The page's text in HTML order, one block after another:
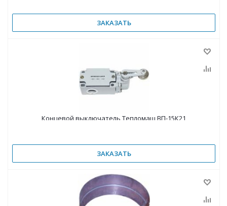
ЗАКАЗАТЬ
Концевой выключатель Тепломаш ВП-15К21
ЗАКАЗАТЬ